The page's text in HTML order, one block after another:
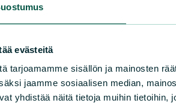
evästeitä
tarjoamamme sisällön ja mainosten
jaamme sosiaalisen median,
yhdistää näitä tietoja muihin tietoihin,